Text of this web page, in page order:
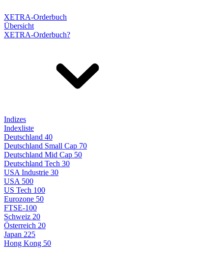
XETRA-Orderbuch
Übersicht
XETRA-Orderbuch?
Indizes
Indexliste
Deutschland 40
Deutschland Small Cap 70
Deutschland Mid Cap 50
Deutschland Tech 30
USA Industrie 30
USA 500
US Tech 100
Eurozone 50
FTSE-100
Schweiz 20
Österreich 20
Japan 225
Hong Kong 50